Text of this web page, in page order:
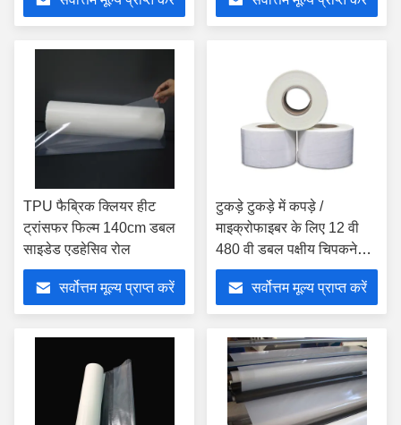
TPU फैब्रिक क्लियर हीट
ट्रांसफर फिल्म 140cm डबल
साइडेड एडहेसिव रोल
सर्वोत्तम मूल्य प्राप्त करें
टुकड़े टुकड़े में कपड़े /
माइक्रोफाइबर के लिए 12 वी
480 वी डबल पक्षीय चिपकने
वाली साफ़ फिल्म
सर्वोत्तम मूल्य प्राप्त करें